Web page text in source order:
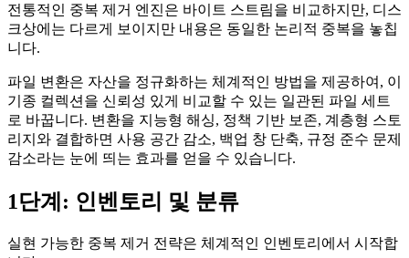
전통적인 중복 제거 엔진은 바이트 스트림을 비교하지만, 디스
크상에는 다르게 보이지만 내용은 동일한 논리적 중복을 놓칩
니다.
파일 변환은 자산을 정규화하는 체계적인 방법을 제공하여, 이
기종 컬렉션을 신뢰성 있게 비교할 수 있는 일관된 파일 세트
로 바꿉니다. 변환을 지능형 해싱, 정책 기반 보존, 계층형 스토
리지와 결합하면 사용 공간 감소, 백업 창 단축, 규정 준수 문제
감소라는 눈에 띄는 효과를 얻을 수 있습니다.
1단계: 인벤토리 및 분류
실현 가능한 중복 제거 전략은 체계적인 인벤토리 에서 시작합